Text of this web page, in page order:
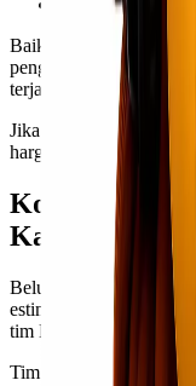
Peralatan kantor
Baik untuk penjual
pengiriman retail kami
terjangkau.
Jika kamu punya
harga khusus yang bisa
Konsultasikan
Kami
Belum yakin barang
estimasi waktu
tim Lionel Express.
Tim kami akan